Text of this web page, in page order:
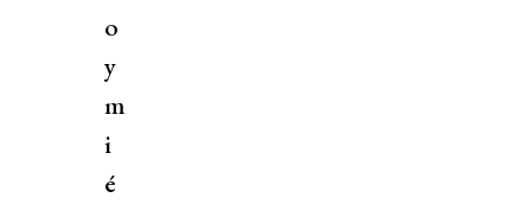
o
y
m
i
é